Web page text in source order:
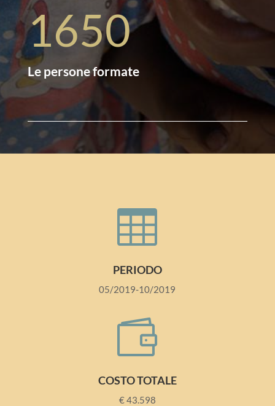
1650
Le persone formate

PERIODO
05/2019-10/2019

COSTO TOTALE
€ 43.598